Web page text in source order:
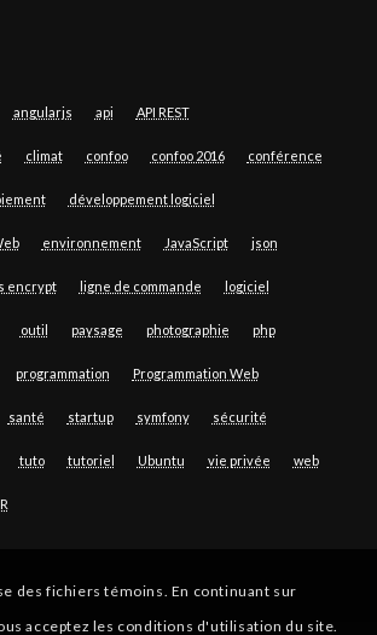
angularjs api API REST
climat confoo confoo 2016 conférence
développement logiciel
environnement JavaScript json
encrypt ligne de commande logiciel
outil paysage photographie php
programmation Programmation Web
santé startup symfony sécurité
tuto tutoriel Ubuntu vie privée web
des fichiers témoins. En continuant sur
acceptez les conditions d'utilisation du site.